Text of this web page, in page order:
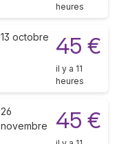
heures
13 octobre 45 €
il y a 11
heures
26
novembre
45 €